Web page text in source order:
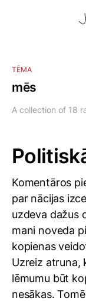
TĒMA
mēs
A collection of 18
Komentāros
par nācijas
uzdeva dažus
mani noveda
kopienas
Uzreiz atruna,
lēmumu būt
nesākas.